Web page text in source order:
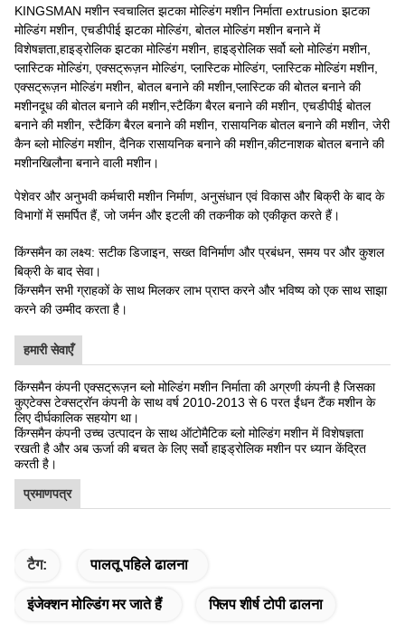
परियोजना समाधान प्रदान करता है,अच्छी मशीनें और अच्छी बिक्री के बाद सेवाएं.
KINGSMAN मशीन स्वचालित झटका मोल्डिंग मशीन निर्माता extrusion झटका
मोल्डिंग मशीन, एचडीपीई झटका मोल्डिंग, बोतल मोल्डिंग मशीन बनाने में
विशेषज्ञता,हाइड्रोलिक झटका मोल्डिंग मशीन, हाइड्रोलिक सर्वो ब्लो मोल्डिंग मशीन,
प्लास्टिक मोल्डिंग, एक्सट्रूज़न मोल्डिंग, प्लास्टिक मोल्डिंग, प्लास्टिक मोल्डिंग मशीन,
एक्सट्रूज़न मोल्डिंग मशीन, बोतल बनाने की मशीन,प्लास्टिक की बोतल बनाने की
मशीनदूध की बोतल बनाने की मशीन,स्टैकिंग बैरल बनाने की मशीन, एचडीपीई बोतल
बनाने की मशीन, स्टैकिंग बैरल बनाने की मशीन, रासायनिक बोतल बनाने की मशीन, जेरी
कैन ब्लो मोल्डिंग मशीन, दैनिक रासायनिक बनाने की मशीन,कीटनाशक बोतल बनाने की
पेशेवर और अनुभवी कर्मचारी मशीन निर्माण, अनुसंधान एवं विकास और बिक्री के बाद के
किंग्समैन का लक्ष्य: सटीक डिजाइन, सख्त विनिर्माण और प्रबंधन, समय पर और कुशल
बिक्री के बाद सेवा।
किंग्समैन सभी ग्राहकों के साथ मिलकर लाभ प्राप्त करने और भविष्य को एक साथ साझा
हमारी सेवाएँ
किंग्समैन कंपनी एक्सट्रूज़न ब्लो मोल्डिंग मशीन निर्माता की अग्रणी कंपनी है जिसका
कुएटेक्स टेक्सट्रॉन कंपनी के साथ वर्ष 2010-2013 से 6 परत ईंधन टैंक मशीन के
लिए दीर्घकालिक सहयोग था।
किंग्समैन कंपनी उच्च उत्पादन के साथ ऑटोमैटिक ब्लो मोल्डिंग मशीन में विशेषज्ञता
रखती है और अब ऊर्जा की बचत के लिए सर्वो हाइड्रोलिक मशीन पर ध्यान केंद्रित
करती है।
प्रमाणपत्र
टैग: पालतू पहिले ढालना